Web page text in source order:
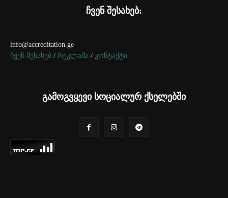
ჩვენ შესახებ:
info@accreditation.ge
ჩვენ შესახებ / რეკლამა / კონტაქტი
გამოგვყევი სოციალურ ქსელებში